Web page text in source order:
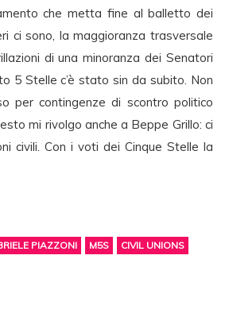
che metta fine al balletto dei
ci sono, la maggioranza trasversale
di una minoranza dei Senatori
5 Stelle c’è stato sin da subito. Non
per contingenze di scontro politico
mi rivolgo anche a Beppe Grillo: ci
civili. Con i voti dei Cinque Stelle la
PIAZZONI M5S CIVIL UNIONS